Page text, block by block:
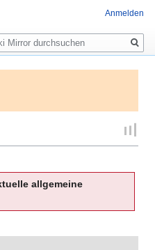
allgemeine
Anmelden